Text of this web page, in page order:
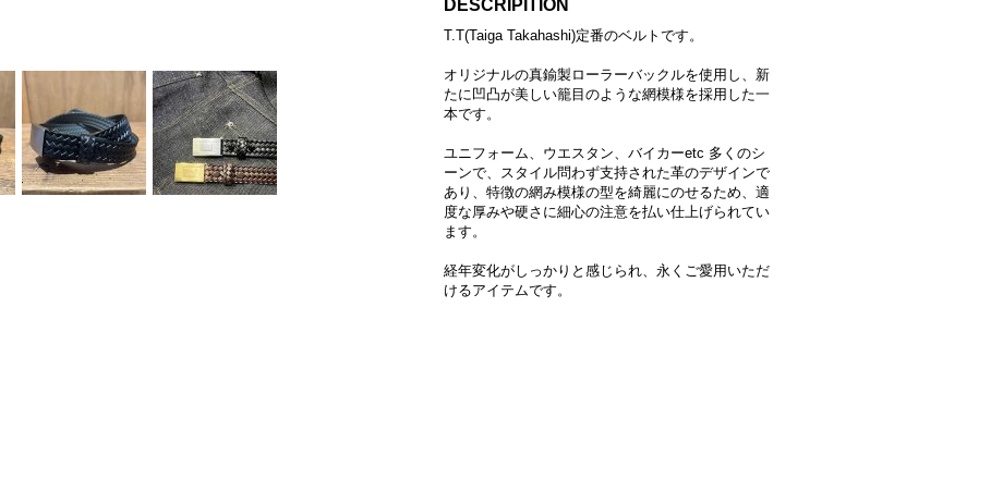
DESCRIPITION
T.T(Taiga Takahashi)定番のベルトです。
オリジナルの真鍮製ローラーバックルを使用し、新
たに凹凸が美しい籠目のような網模様を採用した一
本です。
ユニフォーム、ウエスタン、バイカーetc 多くのシ
ーンで、スタイル問わず支持された革のデザインで
あり、特徴の網み模様の型を綺麗にのせるため、適
度な厚みや硬さに細心の注意を払い仕上げられてい
ます。
経年変化がしっかりと感じられ、永くご愛用いただ
けるアイテムです。